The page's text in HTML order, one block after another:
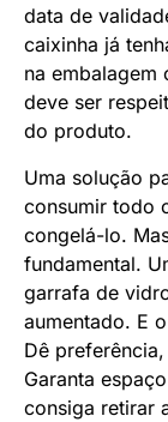
data de
caixinha já
na embalagem
deve ser
do produto.
Uma solução
consumir todo
congelá-lo.
fundamental.
garrafa de
aumentado. E
Dê
Garanta
consiga retirar